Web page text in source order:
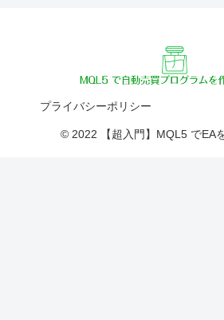
プライバシーポリシー
© 2022 【超入門】MQL5 でEA